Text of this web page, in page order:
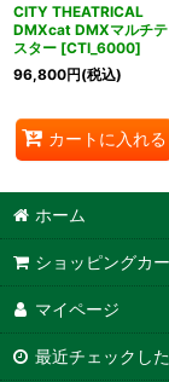
CITY THEATRICAL
DMXcat DMXマルチテ
スター [CTI_6000]
96,800円(税込)
カートに入れる
ホーム
ショッピングカ
マイページ
最近チェックし